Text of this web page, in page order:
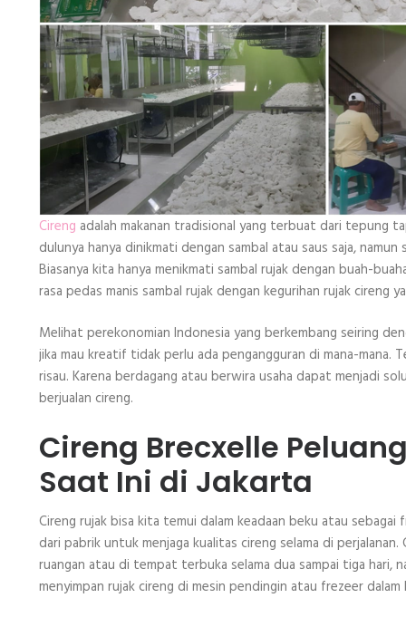
Cireng adalah makanan tradisional yang terbuat dari tepung
dulunya hanya dinikmati dengan sambal atau saus saja,
Biasanya kita hanya menikmati sambal rujak dengan buah-
rasa pedas manis sambal rujak dengan kegurihan rujak cireng
Melihat perekonomian Indonesia yang berkembang seiring
jika mau kreatif tidak perlu ada pengangguran di mana-
risau. Karena berdagang atau berwira usaha dapat menjadi
berjualan cireng.
Cireng Brecxelle
Saat Ini di Jakarta
Cireng rujak bisa kita temui dalam keadaan beku atau
dari pabrik untuk menjaga kualitas cireng selama di
ruangan atau di tempat terbuka selama dua sampai tiga hari,
menyimpan rujak cireng di mesin pendingin atau frezeer dalam